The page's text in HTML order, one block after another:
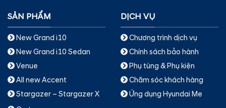
SẢN PHẨM
New Grand i10
New Grand i10 Sedan
Venue
All new Accent
Stargazer – Stargazer X
DỊCH VỤ
Chương trình dịch vụ
Chính sách bảo hành
Phụ tùng & Phụ kiện
Chăm sóc khách hàng
Ứng dụng Hyundai Me